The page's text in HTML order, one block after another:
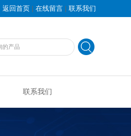
返回首页 | 在线留言 | 联系我们
联系我们